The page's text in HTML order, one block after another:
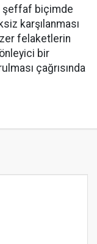
şeffaf biçimde
karşılanması
felaketlerin
bir
çağrısında